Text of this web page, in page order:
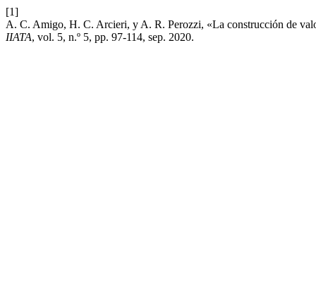
[1]
A. C. Amigo, H. C. Arcieri, y A. R. Perozzi, «La construcción de
IIATA, vol. 5, n.º 5, pp. 97-114, sep. 2020.